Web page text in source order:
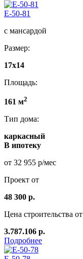
E-50-81
с мансардой
Размер:
17х14
Площадь:
161 м2
Тип дома:
каркасный
В ипотеку
от 32 955 р/мес
Проект от
48 300 р.
Цена строительства от
3.787.106 р.
Подробнее